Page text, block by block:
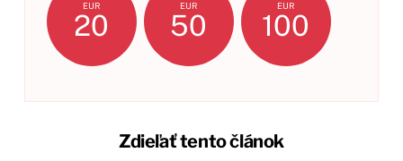
EUR
20
EUR
50
EUR
100
Zdieľať tento článok